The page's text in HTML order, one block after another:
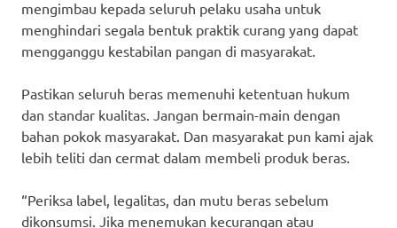
mengimbau kepada seluruh pelaku usaha untuk
menghindari segala bentuk praktik curang yang dapat
mengganggu kestabilan pangan di masyarakat.
Pastikan seluruh beras memenuhi ketentuan hukum
dan standar kualitas. Jangan bermain-main dengan
bahan pokok masyarakat. Dan masyarakat pun kami ajak
lebih teliti dan cermat dalam membeli produk beras.
“Periksa label, legalitas, dan mutu beras sebelum
dikonsumsi. Jika menemukan kecurangan atau